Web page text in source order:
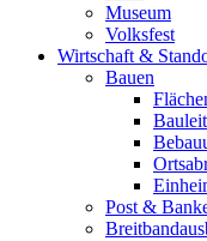
Museum
Volksfest
Wirtschaft &
Bauen
Post &